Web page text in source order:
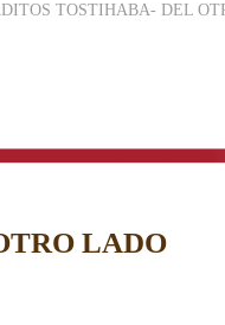
TOSTIHABA- DEL
LADO